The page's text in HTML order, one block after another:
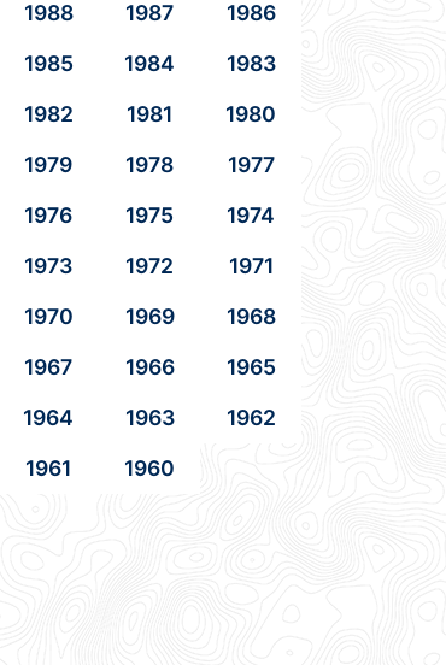
1988
1987
1986
1985
1984
1983
1982
1981
1980
1979
1978
1977
1976
1975
1974
1973
1972
1971
1970
1969
1968
1967
1966
1965
1964
1963
1962
1961
1960